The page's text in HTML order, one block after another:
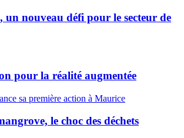
un nouveau défi pour le secteur de
pour la réalité augmentée
sa première action à Maurice
le choc des déchets